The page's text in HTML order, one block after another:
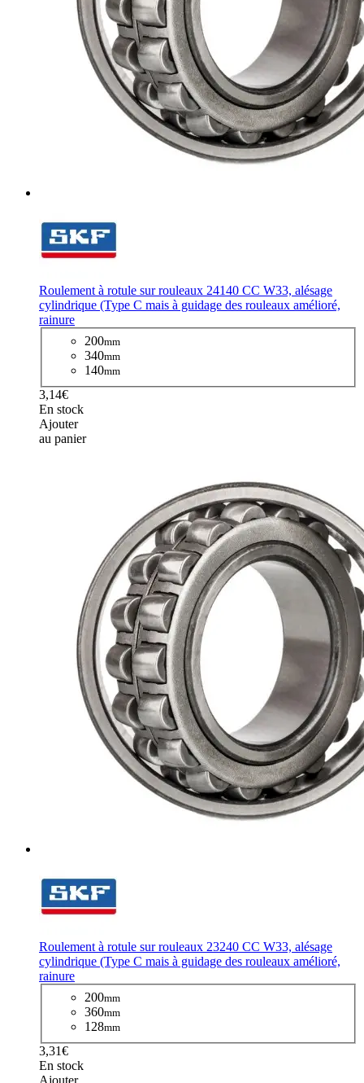
Roulement à rotule sur rouleaux 24140 CC W33, alésage
cylindrique (Type C mais à guidage des rouleaux amélioré,
rainure
200mm
340mm
140mm
3,14€
En stock
Ajouter
au panier
Roulement à rotule sur rouleaux 23240 CC W33, alésage
cylindrique (Type C mais à guidage des rouleaux amélioré,
rainure
200mm
360mm
128mm
3,31€
En stock
Ajouter